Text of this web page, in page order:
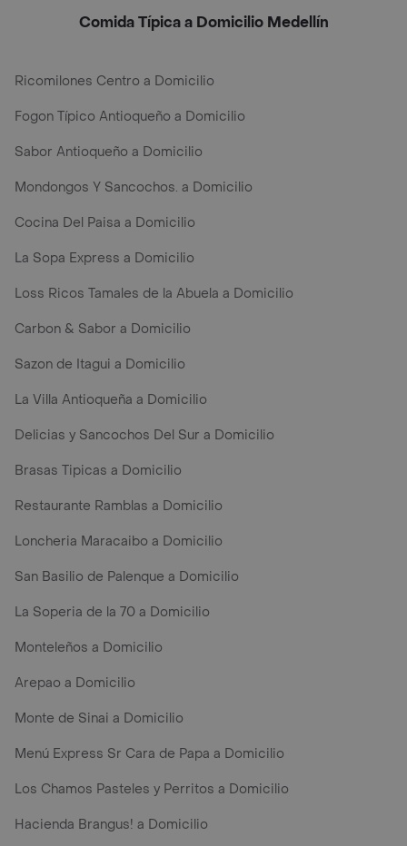
Comida Típica a Domicilio Medellín
Ricomilones Centro a Domicilio
Fogon Típico Antioqueño a Domicilio
Sabor Antioqueño a Domicilio
Mondongos Y Sancochos. a Domicilio
Cocina Del Paisa a Domicilio
La Sopa Express a Domicilio
Loss Ricos Tamales de la Abuela a Domicilio
Carbon & Sabor a Domicilio
Sazon de Itagui a Domicilio
La Villa Antioqueña a Domicilio
Delicias y Sancochos Del Sur a Domicilio
Brasas Tipicas a Domicilio
Restaurante Ramblas a Domicilio
Loncheria Maracaibo a Domicilio
San Basilio de Palenque a Domicilio
La Soperia de la 70 a Domicilio
Monteleños a Domicilio
Arepao a Domicilio
Monte de Sinai a Domicilio
Menú Express Sr Cara de Papa a Domicilio
Los Chamos Pasteles y Perritos a Domicilio
Hacienda Brangus! a Domicilio